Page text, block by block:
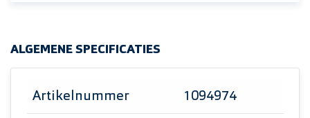
ALGEMENE SPECIFICATIES
Artikelnummer 1094974